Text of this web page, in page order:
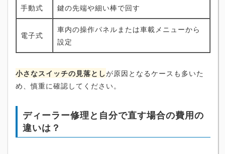
手動式 鍵の先端や細い棒で回す
電子式
車内の操作パネルまたは車載メニューから
設定
小さなスイッチの見落としが原因となるケースも多いた
め、慎重に確認してください。
ディーラー修理と自分で直す場合の費用の
違いは？